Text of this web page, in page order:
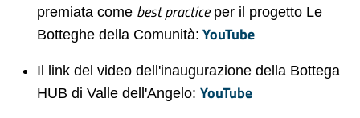
premiata come best practiceper il progetto Le
Botteghe della Comunità: YouTube
Il link del video dell'inaugurazione della Bottega
HUB di Valle dell'Angelo: YouTube